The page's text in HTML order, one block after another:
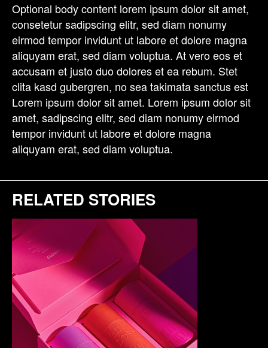
Optional body content lorem ipsum dolor sit amet,
consetetur sadipscing elitr, sed diam nonumy
eirmod tempor invidunt ut labore et dolore magna
aliquyam erat, sed diam voluptua. At vero eos et
accusam et justo duo dolores et ea rebum. Stet
clita kasd gubergren, no sea takimata sanctus est
Lorem ipsum dolor sit amet. Lorem ipsum dolor sit
amet, sadipscing elitr, sed diam nonumy eirmod
tempor invidunt ut labore et dolore magna
aliquyam erat, sed diam voluptua.
RELATED STORIES